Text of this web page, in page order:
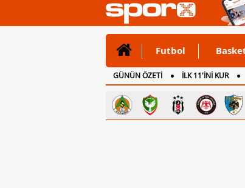
Futbol
GÜNÜN ÖZETİ İLK 11'İNİ KUR
CANLI ANLATIM
İNGİLTERE